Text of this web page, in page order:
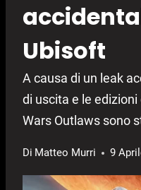
Ubisoft
A causa di un leak
di uscita e le
Wars Outlaws sono
Di Matteo Murri 9